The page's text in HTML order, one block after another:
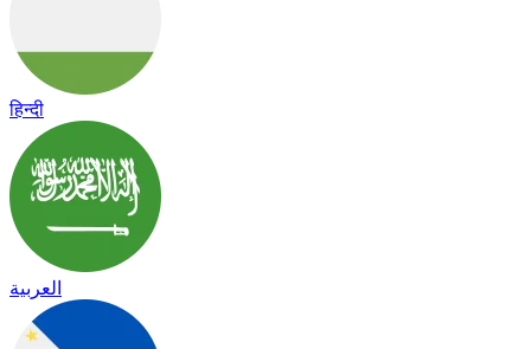
हिन्दी
العربية